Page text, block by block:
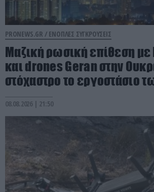
PRONEWS.GR / ΕΝΟΠΛΕΣ ΣΥΓΚΡΟΥΣΕΙΣ
Μαζική ρωσική επίθεση
και drones Geran στην
στόχαστρο το εργοστάσιο
08.08.2026 | 21:50